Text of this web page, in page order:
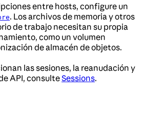
entre hosts, configure un
. Los archivos de memoria y otros
de trabajo necesitan su propia
como un volumen
de almacén de objetos.
las sesiones, la reanudación y
API, consulteSessions.